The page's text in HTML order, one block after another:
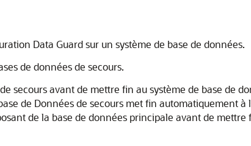
Data Guard sur un système de base de données.
de données de secours.
secours avant de mettre fin au système de base de
de Données de secours met fin automatiquement
de la base de données principale avant de mettre